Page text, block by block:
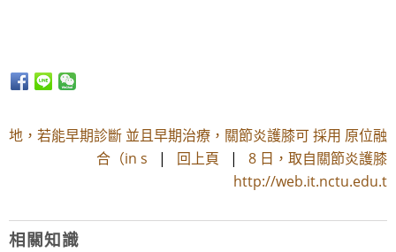
地，若能早期診斷 並且早期治療，關節炎護膝可 採用 原位融
合（in s | 回上頁 | 8 日，取自關節炎護膝
http://web.it.nctu.edu.t
相關知識